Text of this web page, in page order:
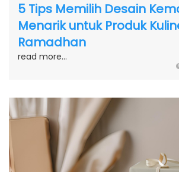
5 Tips Memilih Desain
Menarik untuk Produk
Ramadhan
read more...